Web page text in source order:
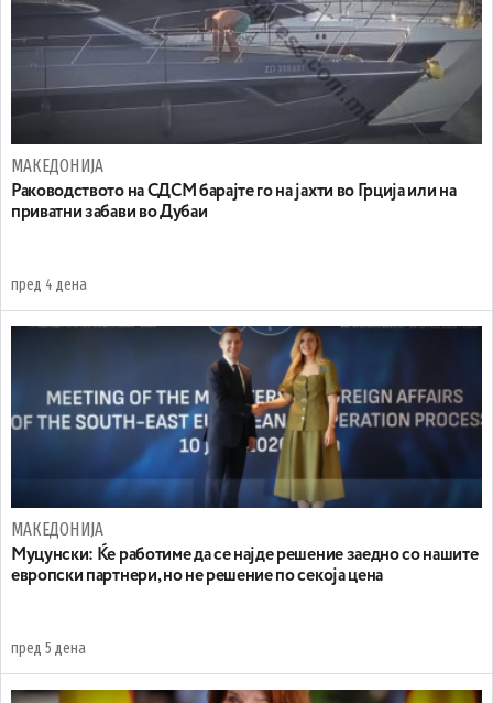
МАКЕДОНИЈА
Раководството на СДСМ барајте го на јахти во Грција или на
приватни забави во Дубаи
пред 4 дена
МАКЕДОНИЈА
Муцунски: Ќе работиме да се најде решение заедно со нашите
европски партнери, но не решение по секоја цена
пред 5 дена